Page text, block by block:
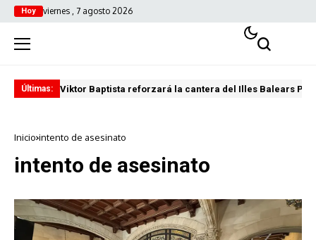
Hoy viernes , 7 agosto 2026
Últimas: Viktor Baptista reforzará la cantera del Illes Balears
Inicio intento de asesinato
intento de asesinato